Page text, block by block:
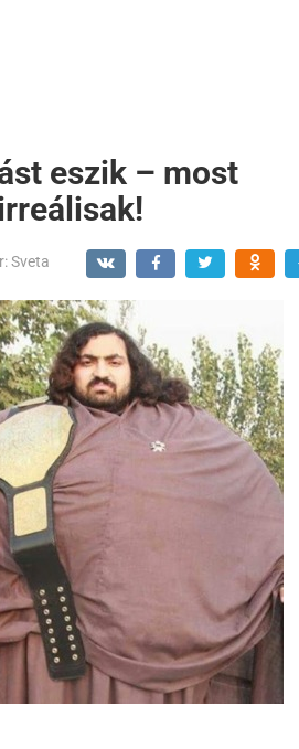
eszik – most
Sveta